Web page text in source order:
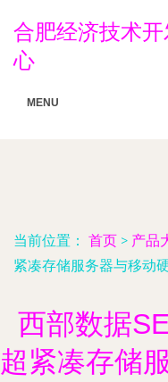
合肥经济技术
心
MENU
当前位置： 首页 > 产品
紧凑存储服务器与移动
西部数据
超紧凑存储